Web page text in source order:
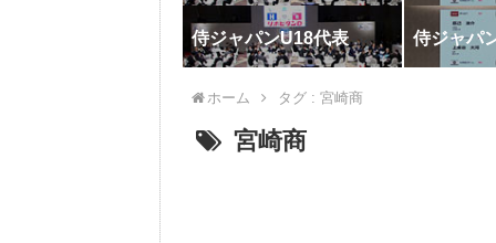
侍ジャパンU18代表 侍ジャパ
ホーム タグ : 宮崎商
宮崎商